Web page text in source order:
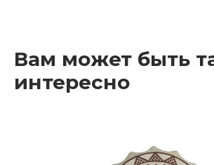
Вам может быть
интересно